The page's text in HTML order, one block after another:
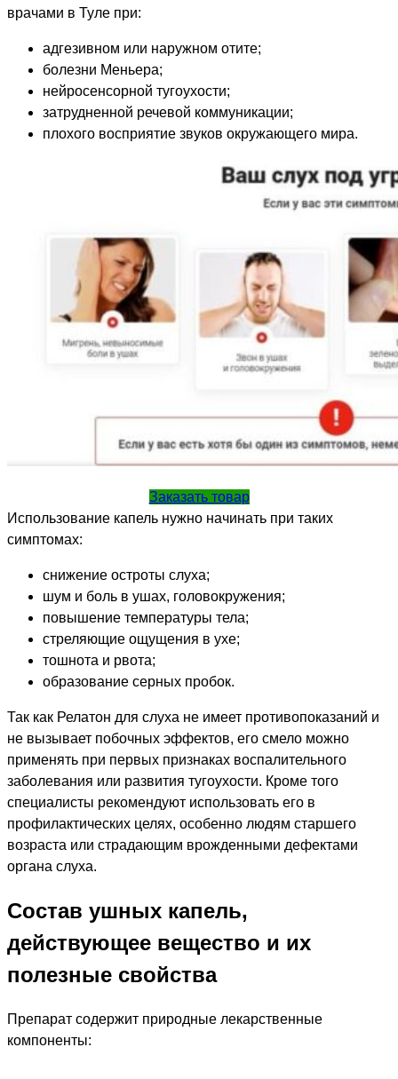
врачами в Туле при:
адгезивном или наружном отите;
болезни Меньера;
нейросенсорной тугоухости;
затрудненной речевой коммуникации;
плохого восприятие звуков окружающего мира.
Заказать товар
Использование капель нужно начинать при таких
симптомах:
снижение остроты слуха;
шум и боль в ушах, головокружения;
повышение температуры тела;
стреляющие ощущения в ухе;
тошнота и рвота;
образование серных пробок.
Так как Релатон для слуха не имеет противопоказаний и
не вызывает побочных эффектов, его смело можно
применять при первых признаках воспалительного
заболевания или развития тугоухости. Кроме того
специалисты рекомендуют использовать его в
профилактических целях, особенно людям старшего
возраста или страдающим врожденными дефектами
органа слуха.
Состав ушных капель,
действующее вещество и их
полезные свойства
Препарат содержит природные лекарственные
компоненты: